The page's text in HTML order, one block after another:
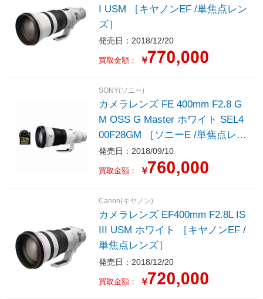
I USM ［キヤノンEF /単焦点レン
ズ］
発売日：2018/12/20
買取金額： ￥
SONY(ソニー)
カメラレンズ FE 400mm F2.8 G
M OSS G Master ホワイト SEL4
00F28GM ［ソニーE /単焦点レン
ズ］
発売日：2018/09/10
買取金額： ￥
Canon(キヤノン)
カメラレンズ EF400mm F2.8L IS
III USM ホワイト ［キヤノンEF /
単焦点レンズ］
発売日：2018/12/20
買取金額： ￥